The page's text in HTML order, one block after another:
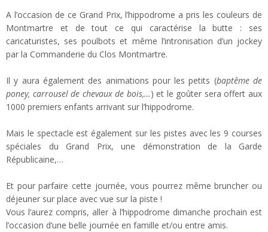
A l’occasion de ce Grand Prix, l’hippodrome a pris les couleurs de
Montmartre et de tout ce qui caractérise la butte : ses
caricaturistes, ses poulbots et même l’intronisation d’un jockey
par la Commanderie du Clos Montmartre.
Il y aura également des animations pour les petits (baptême de
poney, carrousel de chevaux de bois,…) et le goûter sera offert aux
1000 premiers enfants arrivant sur l’hippodrome.
Mais le spectacle est également sur les pistes avec les 9 courses
spéciales du Grand Prix, une démonstration de la Garde
Républicaine,…
Et pour parfaire cette journée, vous pourrez même bruncher ou
déjeuner sur place avec vue sur la piste !
Vous l’aurez compris, aller à l’hippodrome dimanche prochain est
l’occasion d’une belle journée en famille et/ou entre amis.